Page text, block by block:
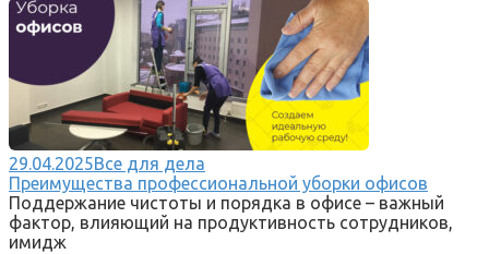
29.04.2025Все для дела
Преимущества профессиональной уборки офисов
Поддержание чистоты и порядка в офисе – важный
фактор, влияющий на продуктивность сотрудников,
имидж